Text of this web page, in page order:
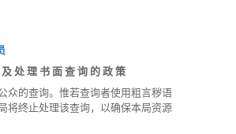
处 理 书 面 查 询 的 政 策
众的查询。惟若查询者使用粗言秽语
将终止处理该查询，以确保本局资源